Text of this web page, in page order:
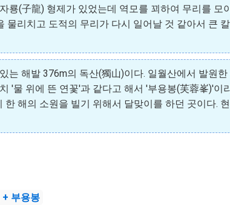
(子龍) 형제가 있었는데 역모를 꾀하여 무리를 모
리치고 도적의 무리가 다시 일어날 것 같아서 큰
해발 376m의 독산(獨山)이다. 일월산에서 발원
'물 위에 뜬 연꽃'과 같다고 해서 '부용봉(芙蓉峯)'이
해의 소원을 빌기 위해서 달맞이를 하던 곳이다.
부용봉